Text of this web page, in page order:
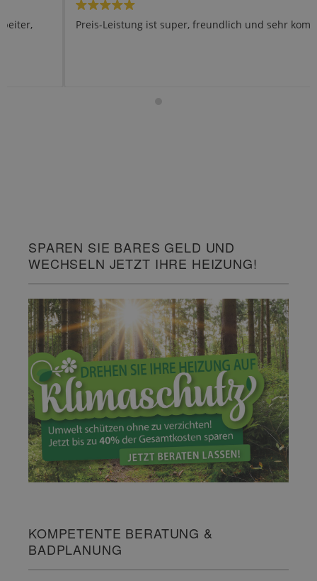
Preis-Leistung ist super, freundlich und sehr kompetent
SPAREN SIE BARES GELD UND
WECHSELN JETZT IHRE HEIZUNG!
KOMPETENTE BERATUNG &
BADPLANUNG